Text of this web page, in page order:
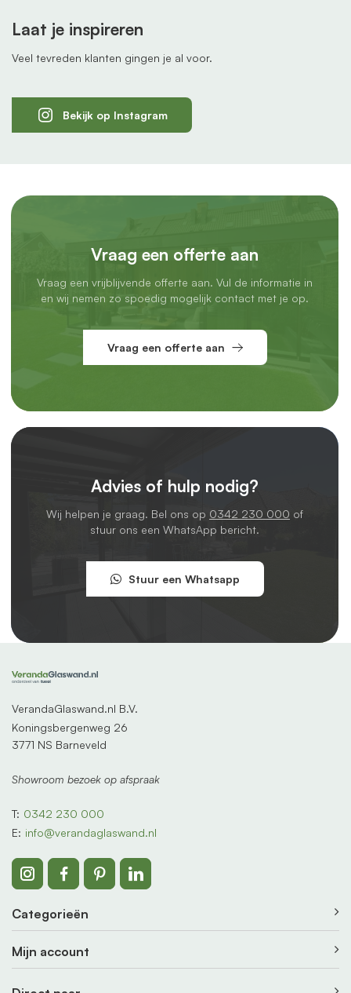
Laat je inspireren
Veel tevreden klanten gingen je al voor.
Bekijk op Instagram
Vraag een offerte aan
Vraag een vrijblijvende offerte aan. Vul de informatie in
en wij nemen zo spoedig mogelijk contact met je op.
Vraag een offerte aan
Advies of hulp nodig?
Wij helpen je graag. Bel ons op 0342 230 000 of
stuur ons een WhatsApp bericht.
Stuur een Whatsapp
VerandaGlaswand.nl B.V.
Koningsbergenweg 26
3771 NS Barneveld
Showroom bezoek op afspraak
T: 0342 230 000
E: info@verandaglaswand.nl
Categorieën
Mijn account